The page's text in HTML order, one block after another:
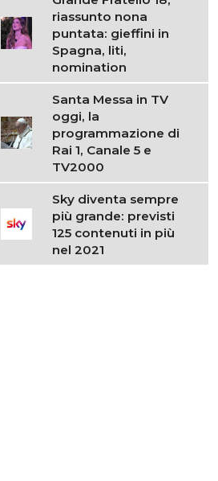
riassunto nona
puntata: gieffini in
Spagna, liti,
nomination
Santa Messa in TV
oggi, la
programmazione di
Rai 1, Canale 5 e
TV2000
Sky diventa sempre
più grande: previsti
125 contenuti in più
nel 2021